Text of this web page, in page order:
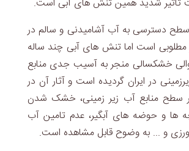
تاثیر شدید همین تنش های آبی است.
دسترسی به آب آشامیدنی و سالم در
مطلوبی است اما تنش های آبی چند ساله
خشکسالی منجر به آسیب جدی منابع
در ایران گردیده است و آثار آن در
منابع آب زیر زمینی، خشک شدن
ها و حوضه های آبگیر، عدم تامین آب
و ... به وضوح قابل مشاهده است.